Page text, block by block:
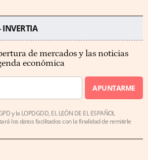
INVERTIA
de mercados y las noticias
económica
APUNTARME
y la LOPDGDD, EL LEÓN DE EL ESPAÑOL
los datos facilitados con la finalidad de remitirle